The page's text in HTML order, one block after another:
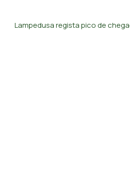
Lampedusa regista pico de